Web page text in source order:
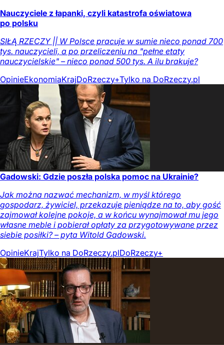
Nauczyciele z łapanki, czyli katastrofa oświatowa
po polsku
SIŁĄ RZECZY || W Polsce pracuje w sumie nieco ponad 700
tys. nauczycieli, a po przeliczeniu na "pełne etaty
nauczycielskie" – nieco ponad 500 tys. A ilu brakuje?
OpinieEkonomiaKrajDoRzeczy+Tylko na DoRzeczy.pl
Gadowski: Gdzie poszła polska pomoc na Ukrainie?
Jak można nazwać mechanizm, w myśl którego
gospodarz, żywiciel, przekazuje pieniądze na to, aby gość
zajmował kolejne pokoje, a w końcu wynajmował mu jego
własne meble i pobierał opłaty za przygotowywane przez
siebie posiłki? – pyta Witold Gadowski.
OpinieKrajTylko na DoRzeczy.plDoRzeczy+